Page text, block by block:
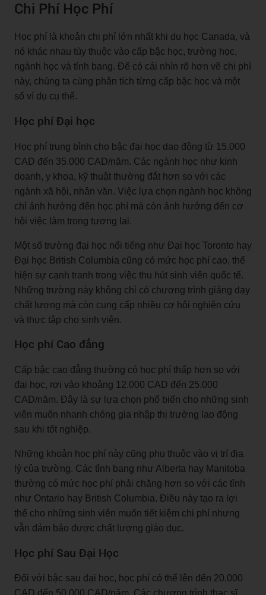
Chi Phí Học Phí
Học phí là khoản chi phí lớn nhất khi du học Canada, và
nó khác nhau tùy thuộc vào cấp bậc học, trường học,
ngành học và tỉnh bang. Để có cái nhìn rõ hơn về chi phí
này, chúng ta cùng phân tích từng cấp bậc học và một
số ví dụ cụ thể.
Học phí Đại học
Học phí trung bình cho bậc đại học dao động từ 15.000
CAD đến 35.000 CAD/năm. Các ngành học như kinh
doanh, y khoa, kỹ thuật thường đắt hơn so với các
ngành xã hội, nhân văn. Việc lựa chọn ngành học không
chỉ ảnh hưởng đến học phí mà còn ảnh hưởng đến cơ
hội việc làm trong tương lai.
Một số trường đại học nổi tiếng như Đại học Toronto hay
Đại học British Columbia cũng có mức học phí cao, thể
hiện sự cạnh tranh trong việc thu hút sinh viên quốc tế.
Những trường này không chỉ có chương trình giảng dạy
chất lượng mà còn cung cấp nhiều cơ hội nghiên cứu
và thực tập cho sinh viên.
Học phí Cao đẳng
Cấp bậc cao đẳng thường có học phí thấp hơn so với
đại học, rơi vào khoảng 12.000 CAD đến 25.000
CAD/năm. Đây là sự lựa chọn phổ biến cho những sinh
viên muốn nhanh chóng gia nhập thị trường lao động
sau khi tốt nghiệp.
Những khoản học phí này cũng phụ thuộc vào vị trí địa
lý của trường. Các tỉnh bang như Alberta hay Manitoba
thường có mức học phí phải chăng hơn so với các tỉnh
như Ontario hay British Columbia. Điều này tạo ra lợi
thế cho những sinh viên muốn tiết kiệm chi phí nhưng
vẫn đảm bảo được chất lượng giáo dục.
Học phí Sau Đại Học
Đối với bậc sau đại học, học phí có thể lên đến 20.000